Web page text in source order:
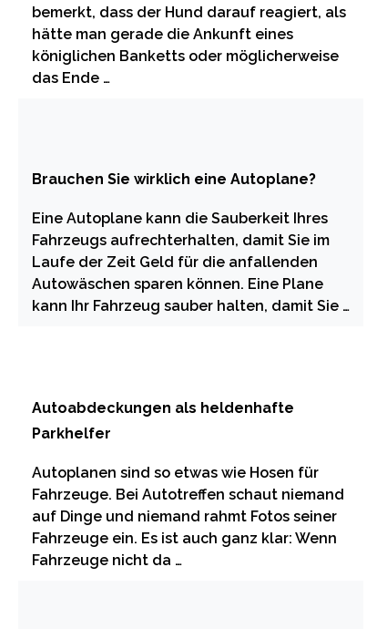
bemerkt, dass der Hund darauf reagiert, als
hätte man gerade die Ankunft eines
königlichen Banketts oder möglicherweise
das Ende …
Brauchen Sie wirklich eine Autoplane?
Eine Autoplane kann die Sauberkeit Ihres
Fahrzeugs aufrechterhalten, damit Sie im
Laufe der Zeit Geld für die anfallenden
Autowäschen sparen können. Eine Plane
kann Ihr Fahrzeug sauber halten, damit Sie …
Autoabdeckungen als heldenhafte
Parkhelfer
Autoplanen sind so etwas wie Hosen für
Fahrzeuge. Bei Autotreffen schaut niemand
auf Dinge und niemand rahmt Fotos seiner
Fahrzeuge ein. Es ist auch ganz klar: Wenn
Fahrzeuge nicht da …